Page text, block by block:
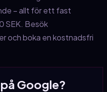
– allt för ett fast
SEK. Besök
och boka en kostnadsfri
Google?